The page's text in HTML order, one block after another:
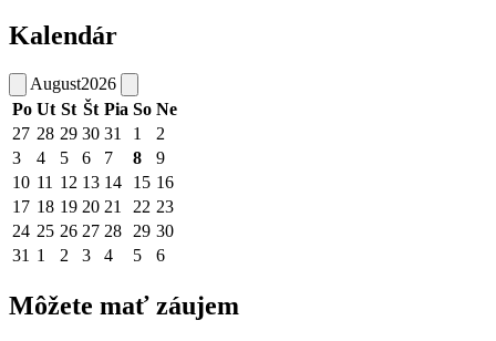
Kalendár
August2026
Po Ut St Št Pia So Ne
27 28 29 30 31 1
2
3
4 5 6 7 8
9
10 11 12 13 14 15 16
17 18 19 20 21 22 23
24 25 26 27 28 29 30
31 1 2 3 4 5 6
Môžete mať záujem